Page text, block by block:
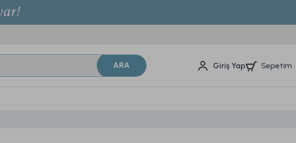
ARA Giriş Yap Sepetim